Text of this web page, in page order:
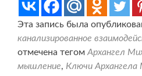
Эта запись была
канализированное
отмечена тегомАрхангел
мышление, Ключи Архангела